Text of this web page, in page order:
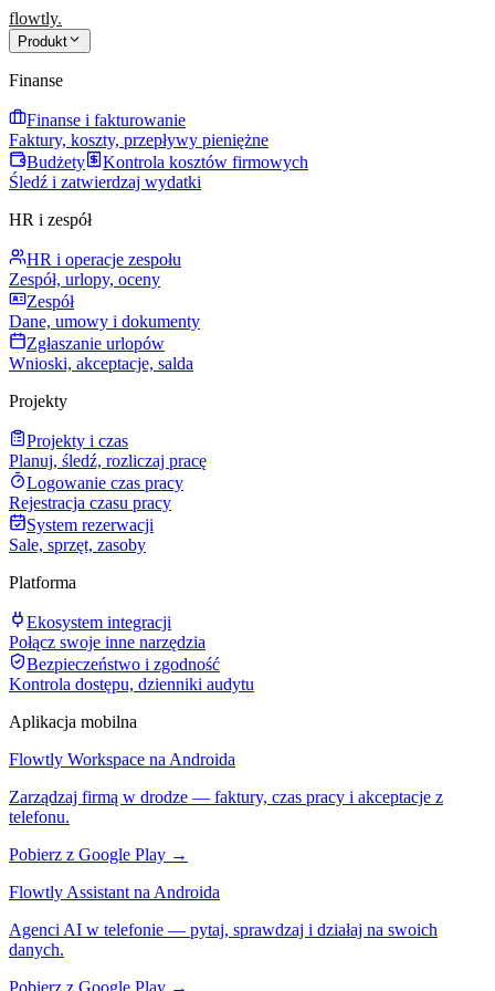
flowtly.
Produkt
Finanse
Finanse i fakturowanie
Faktury, koszty, przepływy pieniężne
Budżety
Kontrola kosztów firmowych
Śledź i zatwierdzaj wydatki
HR i zespół
HR i operacje zespołu
Zespół, urlopy, oceny
Zespół
Dane, umowy i dokumenty
Zgłaszanie urlopów
Wnioski, akceptacje, salda
Projekty
Projekty i czas
Planuj, śledź, rozliczaj pracę
Logowanie czas pracy
Rejestracja czasu pracy
System rezerwacji
Sale, sprzęt, zasoby
Platforma
Ekosystem integracji
Połącz swoje inne narzędzia
Bezpieczeństwo i zgodność
Kontrola dostępu, dzienniki audytu
Aplikacja mobilna
Flowtly Workspace na Androida
Zarządzaj firmą w drodze — faktury, czas pracy i akceptacje z
telefonu.
Pobierz z Google Play →
Flowtly Assistant na Androida
Agenci AI w telefonie — pytaj, sprawdzaj i działaj na swoich
danych.